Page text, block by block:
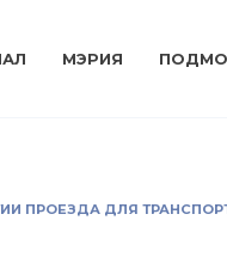
МЭРИЯ
ПРОЕЗДА ДЛЯ